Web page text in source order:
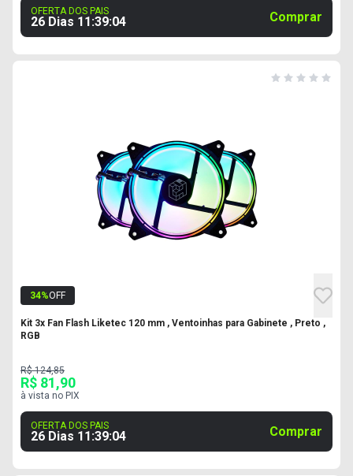
OFERTA DOS PAIS
26 Dias 11:39:03 Comprar
34%OFF
Kit 3x Fan Flash Liketec 120 mm , Ventoinhas para Gabinete , Preto ,
RGB
R$ 124,85
R$ 81,90
à vista no PIX
OFERTA DOS PAIS
26 Dias 11:39:03 Comprar